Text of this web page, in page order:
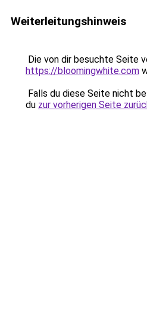
Weiterleitungshinweis
Die von dir besuchte Seite
https://bloomingwhite.com
Falls du diese Seite nicht
du zur vorherigen Seite